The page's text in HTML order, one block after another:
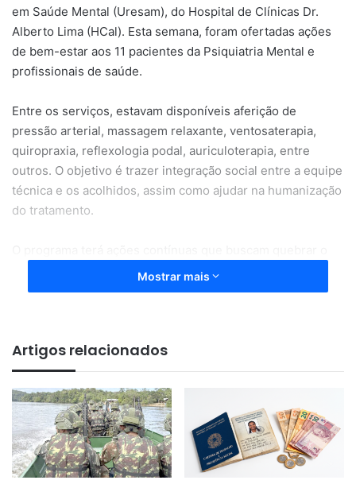
em Saúde Mental (Uresam), do Hospital de Clínicas Dr.
Alberto Lima (HCal). Esta semana, foram ofertadas ações
de bem-estar aos 11 pacientes da Psiquiatria Mental e
profissionais de saúde.
Entre os serviços, estavam disponíveis aferição de
pressão arterial, massagem relaxante, ventosaterapia,
quiropraxia, reflexologia podal, auriculoterapia, entre
outros. O objetivo é trazer integração social entre a equipe
técnica e os acolhidos, assim como ajudar na humanização
do tratamento.
paradigma de que o paciente psiquiátrico necessita ficar
isolado. Os serviços contaram com apoio do Centro de
Mostrar mais
Artigos relacionados